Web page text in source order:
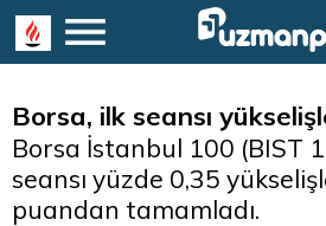
Borsa, ilk seansı
Borsa İstanbul 100 (BIST
seansı yüzde 0,35
puandan tamamladı.